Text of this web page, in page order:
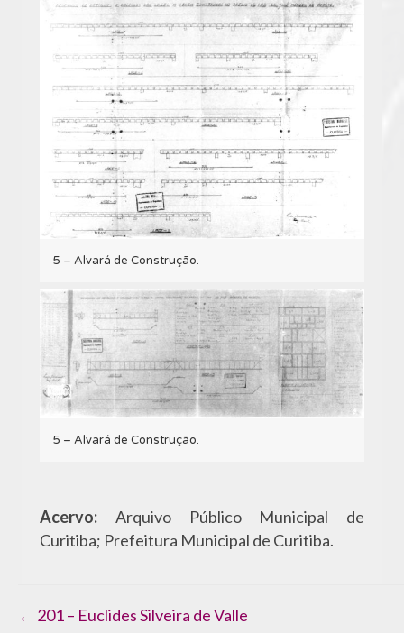
5 – Alvará de Construção.
5 – Alvará de Construção.
Acervo: Arquivo Público Municipal de
Curitiba; Prefeitura Municipal de Curitiba.
Navegação
← 201 – Euclides Silveira de Valle